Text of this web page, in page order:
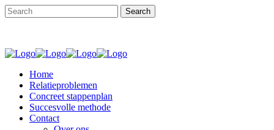
Home
Relatieproblemen
Concreet stappenplan
Succesvolle methode
Contact